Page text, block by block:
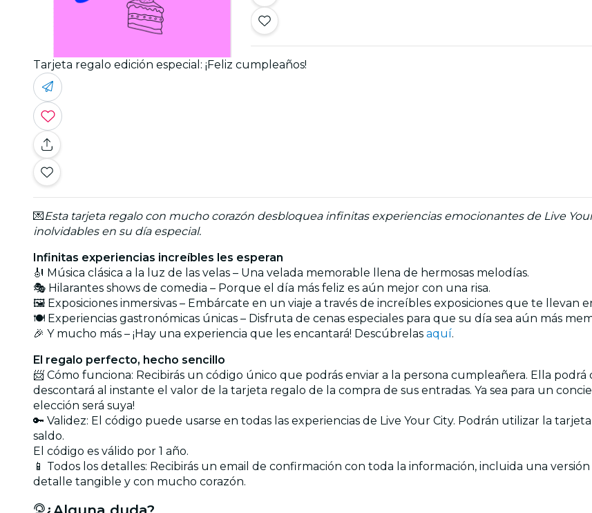
Tarjeta regalo edición especial: ¡Feliz cumpleaños!
💌Esta tarjeta regalo con mucho corazón desbloquea infinitas experiencias emocionantes de Live
inolvidables en su día especial.
Infinitas experiencias increíbles les esperan
🎻 Música clásica a la luz de las velas – Una velada memorable llena de hermosas melodías.
🎭 Hilarantes shows de comedia – Porque el día más feliz es aún mejor con una risa.
🖼️ Exposiciones inmersivas – Embárcate en un viaje a través de increíbles exposiciones que te llevan
🍽️ Experiencias gastronómicas únicas – Disfruta de cenas especiales para que su día sea aún más
🎉 Y mucho más – ¡Hay una experiencia que les encantará! Descúbrelas aquí.
El regalo perfecto, hecho sencillo
📨 Cómo funciona: Recibirás un código único que podrás enviar a la persona cumpleañera. Ella
descontará al instante el valor de la tarjeta regalo de la compra de sus entradas. Ya sea para un
elección será suya!
🔑 Validez: El código puede usarse en todas las experiencias de Live Your City. Podrán utilizar la
saldo.
El código es válido por 1 año.
📱 Todos los detalles: Recibirás un email de confirmación con toda la información, incluida una
detalle tangible y con mucho corazón.